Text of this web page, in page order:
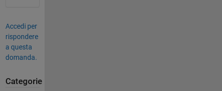
Accedi per
rispondere
a questa
domanda.
Categorie